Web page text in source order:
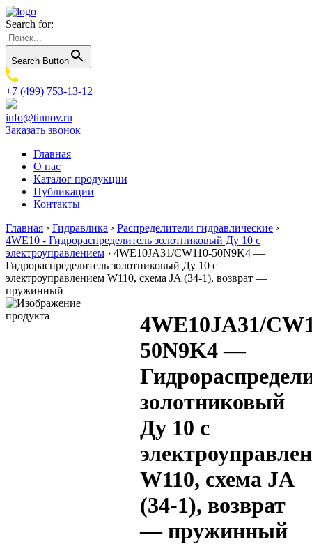
Search for:
Search Button
+7 (499) 753-13-12
info@tinnov.ru
Заказать звонок
Главная
О нас
Каталог продукции
Публикации
Контакты
Главная › Гидравлика › Распределители гидравлические ›
4WE10 - Гидрораспределитель золотниковый Ду 10 с
электроуправлением › 4WE10JA31/CW110-50N9K4 —
Гидрораспределитель золотниковый Ду 10 с
электроуправлением W110, схема JA (34-1), возврат —
пружинный
4WE10JA31/
50N9K4 —
золотниковый
Ду 10 с
W110, схема JA
(34-1), возврат
— пружинный